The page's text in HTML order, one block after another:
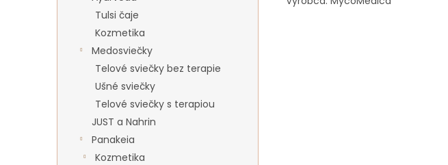
Tulsi čaje
Kozmetika
Medosviečky
Telové sviečky bez terapie
Ušné sviečky
Telové sviečky s terapiou
JUST a Nahrin
Panakeia
Kozmetika